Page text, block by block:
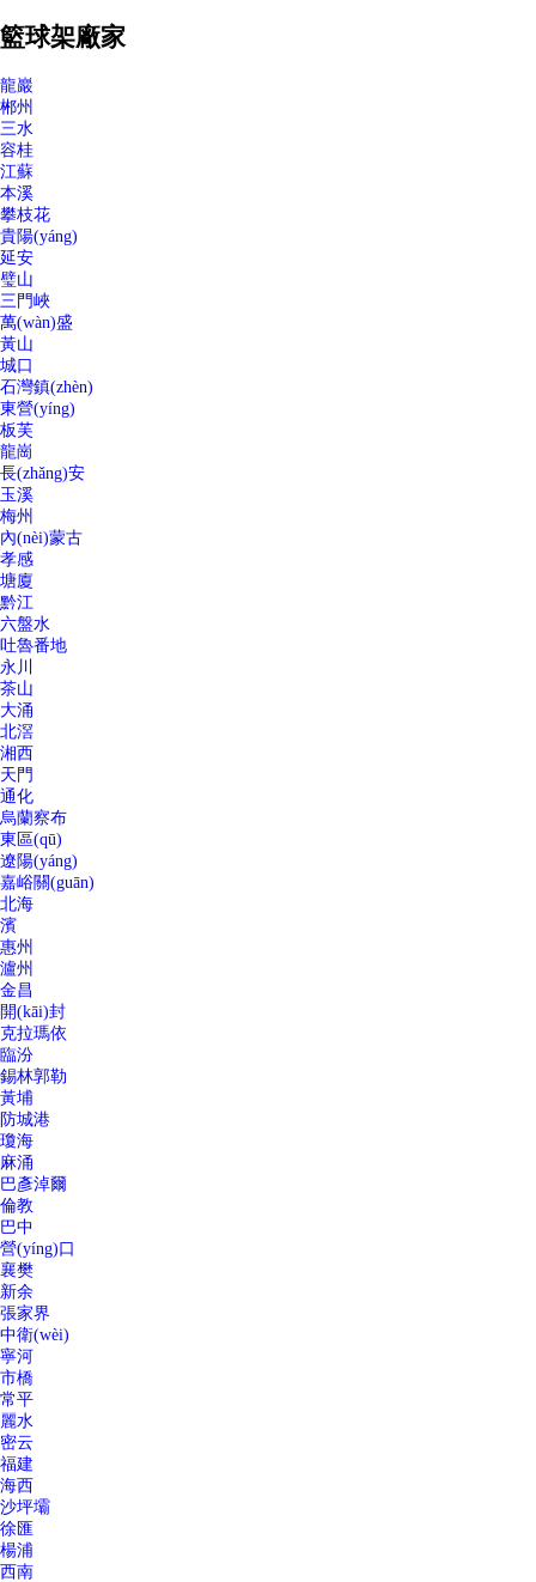
籃球架廠家
龍巖
郴州
三水
容桂
江蘇
本溪
攀枝花
貴陽(yáng)
延安
璧山
三門峽
萬(wàn)盛
黃山
城口
石灣鎮(zhèn)
東營(yíng)
板芙
龍崗
長(zhǎng)安
玉溪
梅州
內(nèi)蒙古
孝感
塘廈
黔江
六盤水
吐魯番地
永川
茶山
大涌
北滘
湘西
天門
通化
烏蘭察布
東區(qū)
遼陽(yáng)
嘉峪關(guān)
北海
濱
惠州
瀘州
金昌
開(kāi)封
克拉瑪依
臨汾
錫林郭勒
黃埔
防城港
瓊海
麻涌
巴彥淖爾
倫教
巴中
營(yíng)口
襄樊
新余
張家界
中衛(wèi)
寧河
市橋
常平
麗水
密云
福建
海西
沙坪壩
徐匯
楊浦
西南